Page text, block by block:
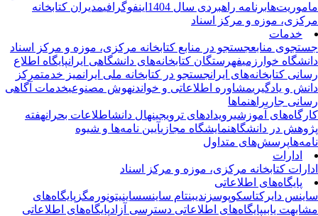
برنامه راهبردی سال 1404 اینفوگرافیمدیران کتابخانه
موزه و مرکز اسناد
خدمات
منابعجستجو در منابع کتابخانه مرکزی، موزه و مرکز اسناد
خوارزمیفهرستگان کتابخانه‌های دانشگاهی ایران پایگاه اطلاع‌
کتابخانه‌های ایران جستجو در کتابخانه ملی ایران میز خدمتمرکز
و یادگیریمشاوره اطلاعاتی و خواندنهوش مصنوعیخدمات آگاهی
جاریراهنماها
آموزشیرویدادهای ترویجینهال دانشاطلاعات بحران هفته
در دانشگاهنمایشگاه مجازیآیین نامه‌ها و شیوه
پرسش‌های متداول
ادارات
کتابخانه مرکزی، موزه و مرکز اسناد
پایگاه‌های اطلاعاتی
دایرکتاسکوپوسزندیبنتام ساینسساینیتونورمگزپایگاه‌های
یابیپایگاه‌های اطلاعاتی دسترسی آزاد پایگاه‌های اطلاعاتی